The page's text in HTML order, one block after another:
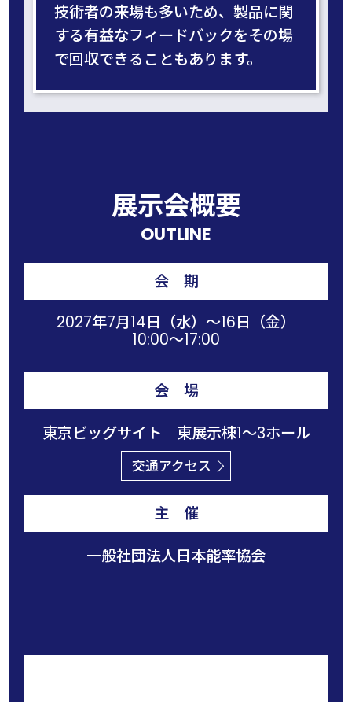
技術者の来場も多いため、製品に関
する有益なフィードバックをその場
で回収できることもあります。
展示会概要
OUTLINE
会 期
2027年7月14日（水）～16日（金）
10:00～17:00
会 場
東京ビッグサイト 東展⽰棟1〜3ホール
交通アクセス
主 催
一般社団法人日本能率協会